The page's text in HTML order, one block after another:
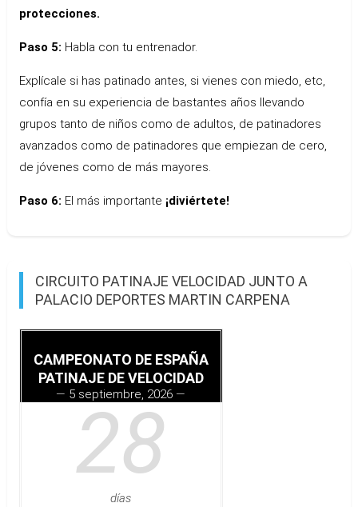
protecciones.
Paso 5: Habla con tu entrenador.
Explícale si has patinado antes, si vienes con miedo, etc,
confía en su experiencia de bastantes años llevando
grupos tanto de niños como de adultos, de patinadores
avanzados como de patinadores que empiezan de cero,
de jóvenes como de más mayores.
Paso 6: El más importante ¡diviértete!
CIRCUITO PATINAJE VELOCIDAD JUNTO A
PALACIO DEPORTES MARTIN CARPENA
CAMPEONATO DE ESPAÑA
PATINAJE DE VELOCIDAD
5 septiembre, 2026
28
días